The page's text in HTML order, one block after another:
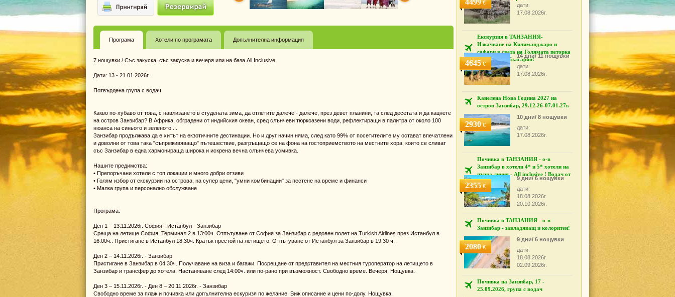
Програма Хотели по програмата Допълнителна информация
7 нощувки / Със закуска, със закуска и вечеря или на база All Inclusive
Дати: 13 - 21.01.2026г.
Потвърдена група с водач
Какво по-хубаво от това, с навлизането в студената зима, да отлетите далече - далече, през девет планини, та след десетата и да кацнете
на остров Занзибар? В Африка, обградени от индийския океан, сред слънчеви тюркоазени води, рефлектиращи в палитра от около 100
нюанса на синьото и зеленото ...
Занзибар продължава да е хитът на екзотичните дестинации. Но и друг начин няма, след като 99% от посетителите му остават впечатлени
и доволни от това така "съпреживяващо" пътешествие, разгръщащо се на фона на гостоприемството на местните хора, които се сливат
със Занзибар в една хармонираща широка и искрена вечна слънчева усмивка.
Нашите предимства:
• Препоръчани хотели с топ локации и много добри отзиви
• Голям избор от екскурзии на острова, на супер цени, "умни комбинации" за пестене на време и финанси
• Малка група и персонално обслужване
Програма:
Ден 1 – 13.11.2026г. София - Истанбул - Занзибар
Среща на летище София, Терминал 2 в 13:00ч. Отпътуване от София за Занзибар с редовен полет на Turkish Airlines през Истанбул в
16:00ч.. Пристигане в Истанбул 18:30ч. Кратък престой на летището. Отпътуване от Истанбул за Занзибар в 19:30 ч.
Ден 2 – 14.11.2026г. - Занзибар
Пристигане в Занзибар в 04:30ч. Получаване на виза и багажи. Посрещане от представител на местния туроператор на летището в
Занзибар и трансфер до хотела. Настаняване след 14:00ч. или по-рано при възможност. Свободно време. Вечеря. Нощувка.
Ден 3 – 15.11.2026г. - Ден 8 – 20.11.2026г. - Занзибар
Свободно време за плаж и почивка или допълнителна ескуризя по желание. Виж описание и цени по-долу. Нощувка.
4499€
дати:
17.08.2026г.
Екскурзия в ТАНЗАНИЯ-
Изкачване на Килиманджаро и
сафари в света на Голямата петорка
- с водач от България!
4645€
14 дни/ 11 нощувки
дати:
17.08.2026г.
Канелена Нова Година 2027 на
остров Занзибар, 29.12.26-07.01.27г.
2930€
10 дни/ 8 нощувки
дати:
17.08.2026г.
Почивка в ТАНЗАНИЯ - о-в
Занзибар в хотели 4* и 5* хотели на
първа линия - All inclusive ! Водач от
България!
2355€
9 дни/ 6 нощувки
дати:
18.08.2026г.
20.10.2026г.
Почивка в ТАНЗАНИЯ - о-в
Занзибар - завладяващ и колоритен!
2080€
9 дни/ 6 нощувки
дати:
18.08.2026г.
02.09.2026г.
Почивка на Занзибар, 17 -
25.09.2026, група с водач